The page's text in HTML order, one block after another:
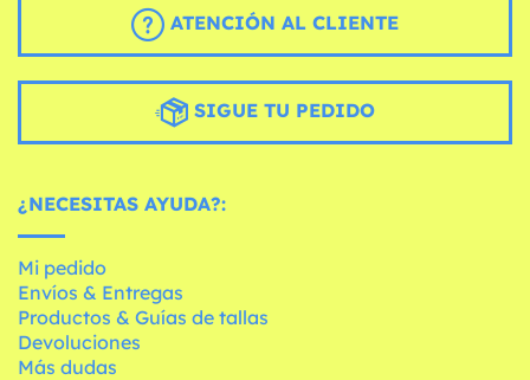
ATENCIÓN AL CLIENTE
SIGUE TU PEDIDO
¿NECESITAS AYUDA?:
Mi pedido
Envíos & Entregas
Productos & Guías de tallas
Devoluciones
Más dudas